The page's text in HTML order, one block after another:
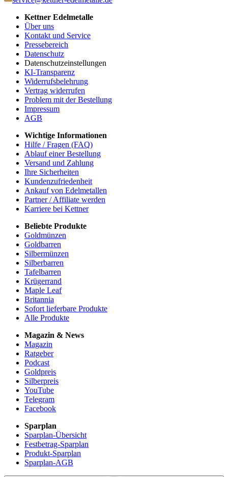
Kettner Edelmetalle
Über uns
Kontakt und Service
Pressebereich
Datenschutz
Datenschutzeinstellungen
KI-Transparenz
Widerrufsbelehrung
Vertrag widerrufen
Problem mit der Bestellung
Impressum
AGB
Wichtige Informationen
Hilfe / Fragen (FAQ)
Ablauf einer Bestellung
Versand und Zahlung
Ihre Sicherheiten
Kundenzufriedenheit
Ankauf von Edelmetallen
Partner / Affiliate werden
Karriere bei Kettner
Beliebte Produkte
Goldmünzen
Goldbarren
Silbermünzen
Silberbarren
Tafelbarren
Krügerrand
Maple Leaf
Britannia
Sofort lieferbare Produkte
Alle Produkte
Magazin & News
Magazin
Ratgeber
Podcast
Goldpreis
Silberpreis
YouTube
Telegram
Facebook
Sparplan
Sparplan-Übersicht
Festbetrag-Sparplan
Produkt-Sparplan
Sparplan-AGB